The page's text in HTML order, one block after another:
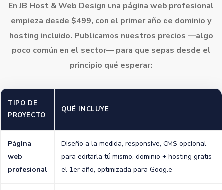
En JB Host & Web Design una página web profesional
empieza desde $499, con el primer año de dominio y
hosting incluido. Publicamos nuestros precios —algo
poco común en el sector— para que sepas desde el
principio qué esperar:
TIPO DE
PROYECTO
QUÉ INCLUYE
Página
web
profesional
Diseño a la medida, responsive, CMS opcional
para editarla tú mismo, dominio + hosting gratis
el 1er año, optimizada para Google